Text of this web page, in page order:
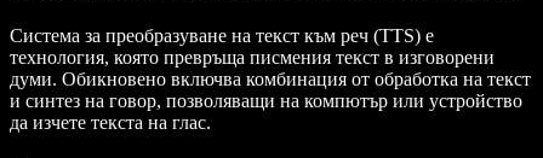
Система за преобразуване на текст към реч (TTS) е
технология, която превръща писмения текст в изговорени
думи. Обикновено включва комбинация от обработка на текст
и синтез на говор, позволяващи на компютър или устройство
да изчете текста на глас.